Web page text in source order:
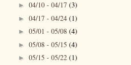
► 04/10 - 04/17 (3)
► 04/17 - 04/24 (1)
► 05/01 - 05/08 (4)
► 05/08 - 05/15 (4)
► 05/15 - 05/22 (1)